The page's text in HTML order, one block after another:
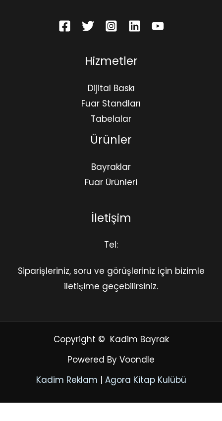
Hizmetler
Dijital Baskı
Fuar Standları
Tabelalar
Ürünler
Bayraklar
Fuar Ürünleri
İletişim
Tel:
Siparişleriniz, soru ve görüşleriniz için bizimle
iletişime geçebilirsiniz.
Copyright © Kadim Bayrak
Powered By Voondle
Kadim Reklam | Agora Kitap Kulübü